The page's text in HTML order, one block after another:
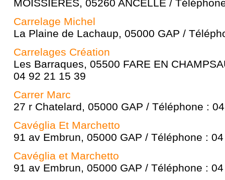
MOISSIERES, 05260 ANCELLE /
Carrelage Michel
La Plaine de Lachaup, 05000 GAP /
Carrelages Création
Les Barraques, 05500 FARE EN
04 92 21 15 39
Carrer Marc
27 r Chatelard, 05000 GAP / Téléphone :
Cavéglia Et Marchetto
91 av Embrun, 05000 GAP / Téléphone :
Cavéglia et Marchetto
91 av Embrun, 05000 GAP / Téléphone :